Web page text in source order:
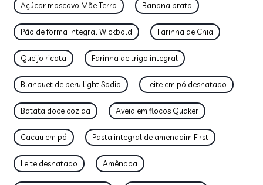
Açúcar mascavo Mãe Terra Banana prata
Pão de forma integral Wickbold Farinha de Chia
Queijo ricota Farinha de trigo integral
Blanquet de peru light Sadia Leite em pó desnatado
Batata doce cozida Aveia em flocos Quaker
Cacau em pó Pasta integral de amendoim First
Leite desnatado Amêndoa